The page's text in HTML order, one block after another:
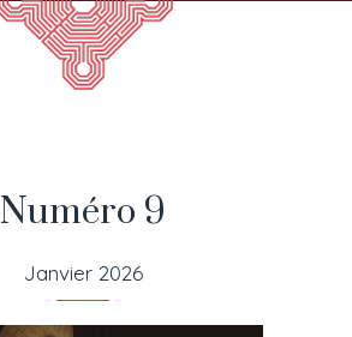
Numéro 9
Janvier 2026